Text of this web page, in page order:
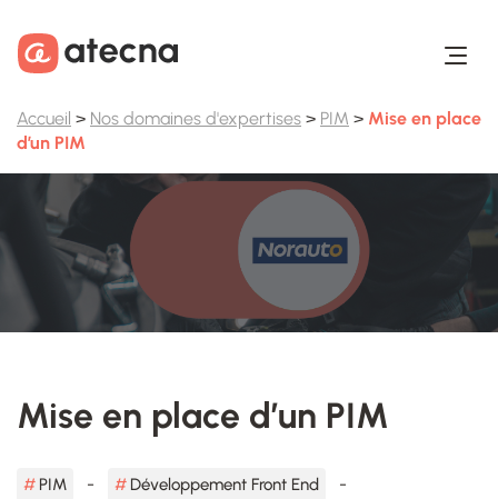
Accueil > Nos domaines d'expertises > PIM > Mise en place
d’un PIM
Mise en place d’un PIM
PIM Développement Front End